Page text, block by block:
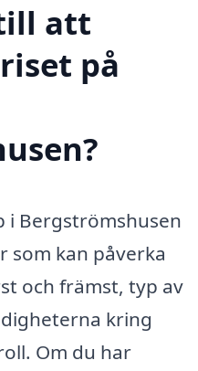
att
på
i Bergströmshusen
kan påverka
och främst, typ av
kring
Om du har